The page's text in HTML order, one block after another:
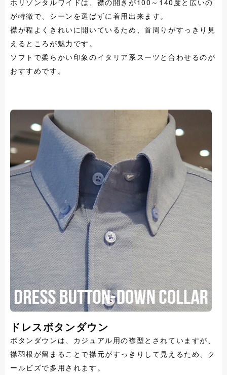
が特徴で、シーンを選ばずに着用出来ます。
襟が程よくきれいに開いているため、首周りがすっきり見
えるところが魅力です。
ソフトで柔らかい印象のイタリア系スーツと合わせるのが
おすすめです。
ドレスボタンダウン
ボタンダウンは、カジュアル用の襟型とされていますが、
襟羽根が留まることで襟元がすっきりして見えるため、ク
ールビズで多用されます。